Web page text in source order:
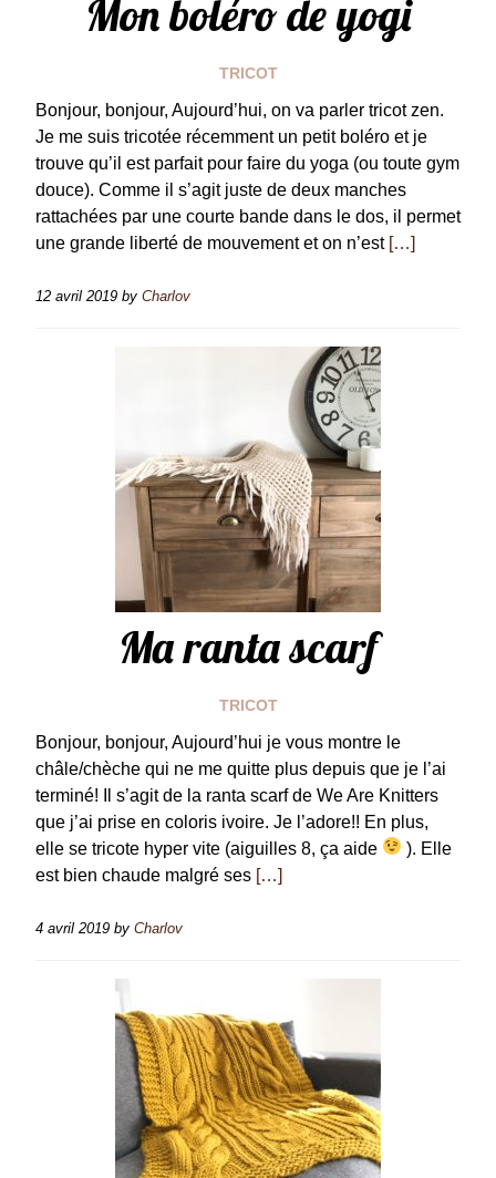
Mon boléro de yogi
TRICOT
Bonjour, bonjour, Aujourd’hui, on va parler tricot zen.
Je me suis tricotée récemment un petit boléro et je
trouve qu’il est parfait pour faire du yoga (ou toute gym
douce). Comme il s’agit juste de deux manches
rattachées par une courte bande dans le dos, il permet
une grande liberté de mouvement et on n’est […]
12 avril 2019 by Charlov
Ma ranta scarf
TRICOT
Bonjour, bonjour, Aujourd’hui je vous montre le
châle/chèche qui ne me quitte plus depuis que je l’ai
terminé! Il s’agit de la ranta scarf de We Are Knitters
que j’ai prise en coloris ivoire. Je l’adore!! En plus,
elle se tricote hyper vite (aiguilles 8, ça aide
). Elle
est bien chaude malgré ses […]
4 avril 2019 by Charlov